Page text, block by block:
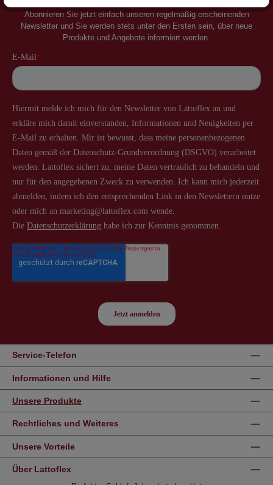
Abonnieren Sie jetzt einfach unseren regelmäßig erscheinenden
Newsletter und Sie werden stets unter den Ersten sein, über neue
Produkte und Angebote informiert werden.
Service-Telefon
Informationen und Hilfe
Unsere Produkte
Rechtliches und Weiteres
Unsere Vorteile
Über Lattoflex